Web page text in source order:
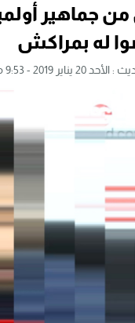
جماهير
له بمراكش
20 يناير 2019 - 9:53 مساءً